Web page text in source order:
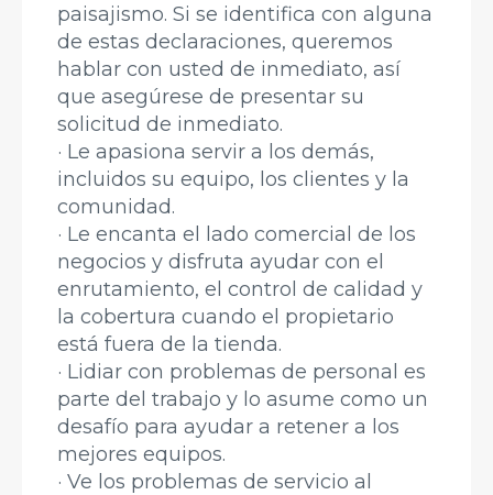
paisajismo. Si se identifica con alguna
de estas declaraciones, queremos
hablar con usted de inmediato, así
que asegúrese de presentar su
solicitud de inmediato.
· Le apasiona servir a los demás,
incluidos su equipo, los clientes y la
comunidad.
· Le encanta el lado comercial de los
negocios y disfruta ayudar con el
enrutamiento, el control de calidad y
la cobertura cuando el propietario
está fuera de la tienda.
· Lidiar con problemas de personal es
parte del trabajo y lo asume como un
desafío para ayudar a retener a los
mejores equipos.
· Ve los problemas de servicio al